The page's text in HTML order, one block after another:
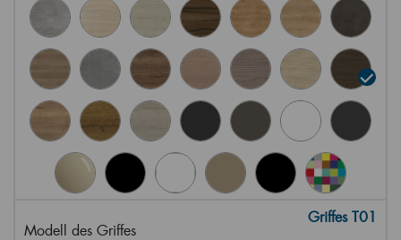
Modell des Griffes
Griffes T01